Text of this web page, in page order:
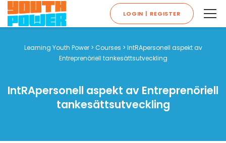
LOGIN | REGISTER
Learning Youth Power> Courses > IntRApersonell aspekt av
Entreprenöriell tankesättsutveckling
IntRApersonell aspekt av Entreprenöriell
tankesättsutveckling